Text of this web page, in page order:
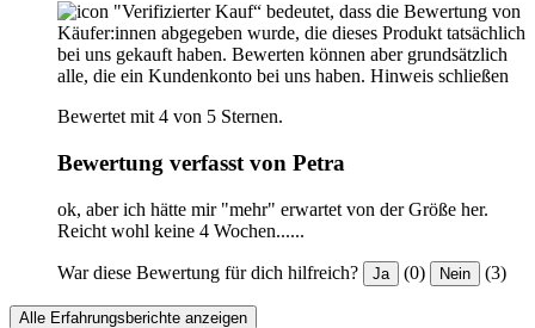
"Verifizierter Kauf“ bedeutet, dass die Bewertung von
Käufer:innen abgegeben wurde, die dieses Produkt tatsächlich
bei uns gekauft haben. Bewerten können aber grundsätzlich
alle, die ein Kundenkonto bei uns haben. Hinweis schließen
Bewertet mit 4 von 5 Sternen.
Bewertung verfasst von Petra
ok, aber ich hätte mir "mehr" erwartet von der Größe her.
Reicht wohl keine 4 Wochen......
War diese Bewertung für dich hilfreich? Ja (0) Nein (3)
Alle Erfahrungsberichte anzeigen